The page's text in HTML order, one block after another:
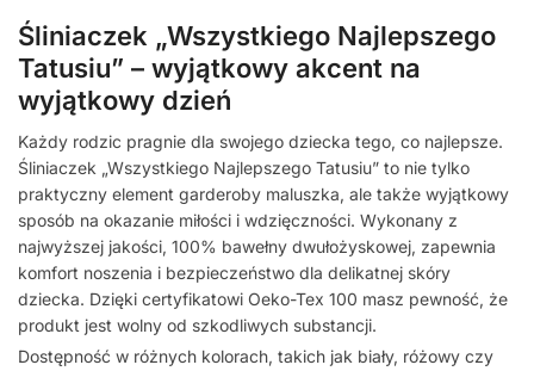
Śliniaczek „Wszystkiego Najlepszego
Tatusiu” – wyjątkowy akcent na
wyjątkowy dzień
Każdy rodzic pragnie dla swojego dziecka tego, co najlepsze.
Śliniaczek „Wszystkiego Najlepszego Tatusiu” to nie tylko
praktyczny element garderoby maluszka, ale także wyjątkowy
sposób na okazanie miłości i wdzięczności. Wykonany z
najwyższej jakości, 100% bawełny dwułożyskowej, zapewnia
komfort noszenia i bezpieczeństwo dla delikatnej skóry
dziecka. Dzięki certyfikatowi Oeko-Tex 100 masz pewność, że
produkt jest wolny od szkodliwych substancji.
Dostępność w różnych kolorach, takich jak biały, różowy czy